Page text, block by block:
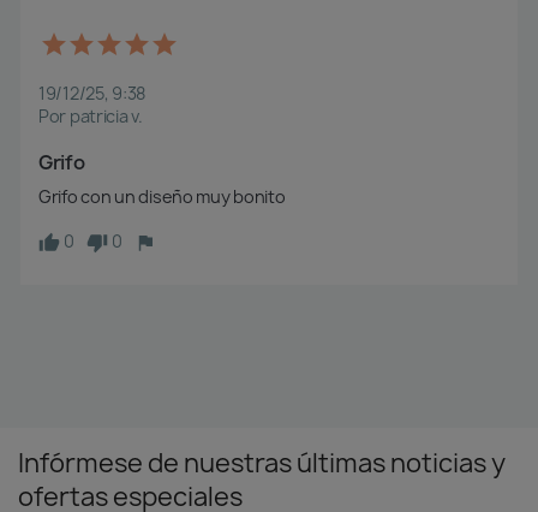
19/12/25, 9:38
Por patricia v.
Grifo
Grifo con un diseño muy bonito
0
0
Infórmese de nuestras últimas noticias y
ofertas especiales